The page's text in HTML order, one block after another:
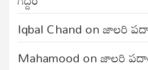
Iqbal Chand onజాలరి
Mahamood onజాలరి